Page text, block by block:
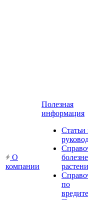
О
компании
Полезная
информация
Статьи
по